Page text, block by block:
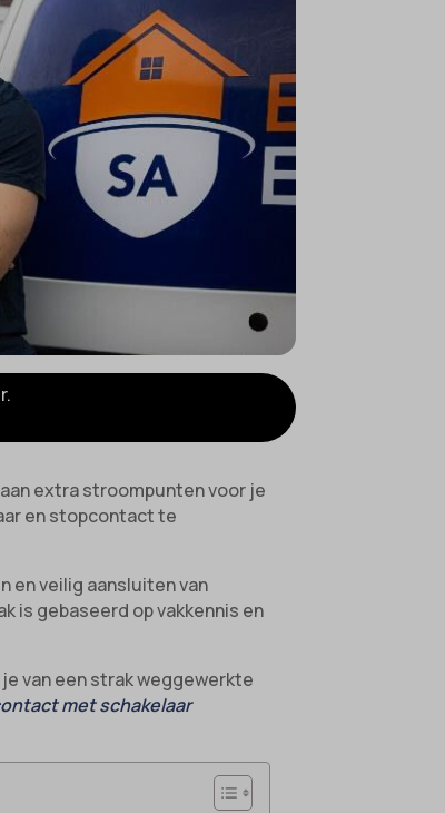
extra stroompunten voor je
en stopcontact te
en veilig aansluiten van
is gebaseerd op vakkennis en
van een strak weggewerkte
met schakelaar